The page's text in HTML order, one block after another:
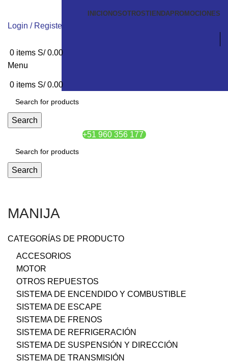
INICIONOSOTROSTIENDA PROMOCIONES
Login / Register
0 items S/0.00
Menu
0 items S/0.00
Search
+51 960 356 177
Search
MANIJA
CATEGORÍAS DE PRODUCTO
ACCESORIOS
MOTOR
OTROS REPUESTOS
SISTEMA DE ENCENDIDO Y COMBUSTIBLE
SISTEMA DE ESCAPE
SISTEMA DE FRENOS
SISTEMA DE REFRIGERACIÓN
SISTEMA DE SUSPENSIÓN Y DIRECCIÓN
SISTEMA DE TRANSMISIÓN